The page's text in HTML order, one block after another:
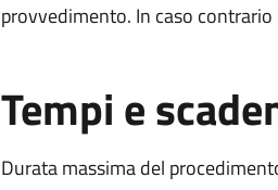
provvedimento. In caso
Tempi e
Durata massima del